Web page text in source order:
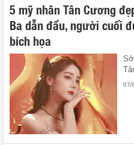
5 mỹ nhân Tân Cương
Ba dẫn đầu, người cuối
bích họa
07/